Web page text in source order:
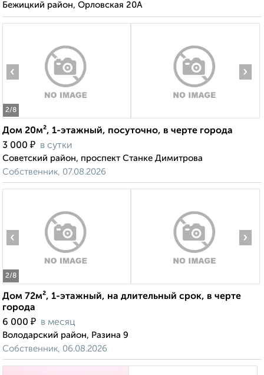
Бежицкий район, Орловская 20А
2/8
‹ ›
Дом 20м², 1-этажный, посуточно, в черте города
3 000 ₽ в сутки
Советский район, проспект Станке Димитрова
Собственник, 07.08.2026
2/8
‹ ›
Дом 72м², 1-этажный, на длительный срок, в черте
города
6 000 ₽ в месяц
Володарский район, Разина 9
Собственник, 06.08.2026